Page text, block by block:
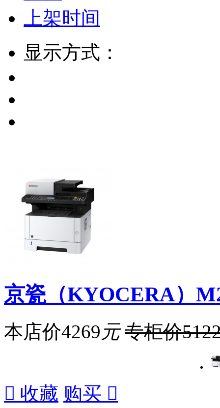
上架时间
显示方式：
京瓷（KYOCERA）
本店价4269 元 专柜价
 收藏 购买 